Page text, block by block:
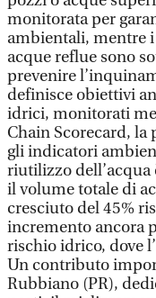
monitorata per
ambientali, mentre
acque reflue sono
prevenire
definisce obiettivi
idrici, monitorati
Chain Scorecard, la
gli indicatori
riutilizzo dell’acqua
il volume totale di
cresciuto del 45%
incremento ancora
rischio idrico, dove
Un contributo
Rubbiano (PR),